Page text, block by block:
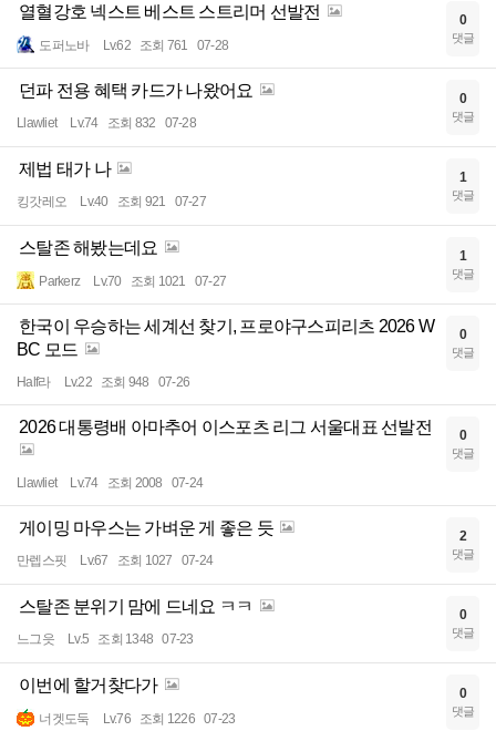
열혈강호 넥스트 베스트 스트리머 선발전
도퍼노바 Lv.62 조회 761 07-28
0
댓글
던파 전용 혜택 카드가 나왔어요
Llawliet Lv.74 조회 832 07-28
0
댓글
제법 태가 나
킹갓레오 Lv.40 조회 921 07-27
1
댓글
스탈존 해봤는데요
Parkerz Lv.70 조회 1021 07-27
1
댓글
한국이 우승하는 세계선 찾기, 프로야구스피리츠 2026 W
BC 모드
Half라 Lv.22 조회 948 07-26
0
댓글
2026 대통령배 아마추어 이스포츠 리그 서울대표 선발전
Llawliet Lv.74 조회 2008 07-24
0
댓글
게이밍 마우스는 가벼운 게 좋은 듯
만렙스핏 Lv.67 조회 1027 07-24
2
댓글
스탈존 분위기 맘에 드네요 ㅋㅋ
느그읏 Lv.5 조회 1348 07-23
0
댓글
이번에 할거찾다가
너겟도둑 Lv.76 조회 1226 07-23
0
댓글